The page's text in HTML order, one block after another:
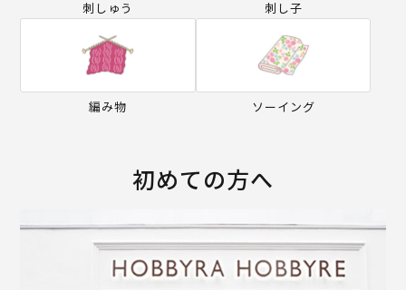
刺しゅう 刺し子
編み物 ソーイング
初めての方へ